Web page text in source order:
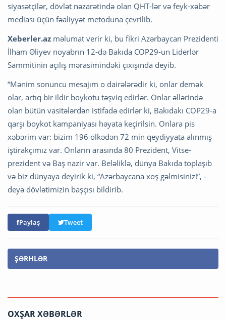
siyasətçilər, dövlət nəzarətində olan QHT-lər və feyk-xəbər
mediası üçün fəaliyyət metoduna çevrilib.
Xeberler.az məlumat verir ki, bu fikri Azərbaycan Prezidenti
İlham Əliyev noyabrın 12-də Bakıda COP29-un Liderlər
Sammitinin açılış mərasimindəki çıxışında deyib.
“Mənim sonuncu mesajım o dairələrədir ki, onlar demək
olar, artıq bir ildir boykotu təşviq edirlər. Onlar əllərində
olan bütün vasitələrdən istifadə edirlər ki, Bakıdakı COP29-a
qarşı boykot kampaniyası həyata keçirilsin. Onlara pis
xəbərim var: bizim 196 ölkədən 72 min qeydiyyata alınmış
iştirakçımız var. Onların arasında 80 Prezident, Vitse-
prezident və Baş nazir var. Beləliklə, dünya Bakıda toplaşıb
və biz dünyaya deyirik ki, “Azərbaycana xoş gəlmisiniz!”, -
deyə dövlətimizin başçısı bildirib.
Paylaş Tweet
ŞƏRHLƏR
OXŞAR XƏBƏRLƏR